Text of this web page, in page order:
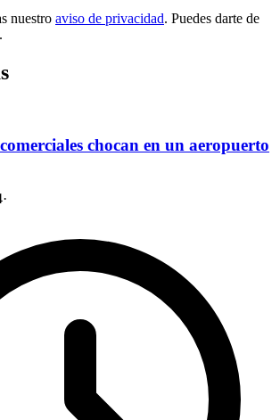
nuestro aviso de privacidad. Puedes darte de
chocan en un aeropuerto
·